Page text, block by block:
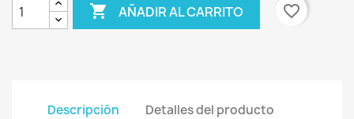
 AÑADIR AL CARRITO favorite_border
Descripción Detalles del producto